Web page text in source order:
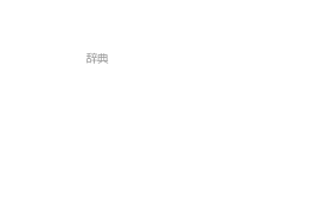
辞典